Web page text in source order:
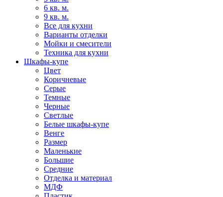
6 кв. м.
9 кв. м.
Все для кухни
Варианты отделки
Мойки и смесители
Техника для кухни
Шкафы-купе
Цвет
Коричневые
Серые
Темные
Черные
Светлые
Белые шкафы-купе
Венге
Размер
Маленькие
Большие
Средние
Отделка и материал
МДФ